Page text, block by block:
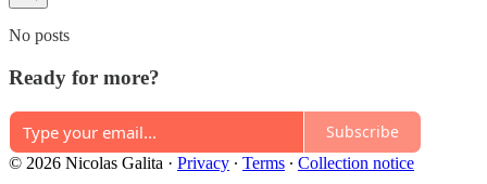
No posts
Ready for more?
Subscribe
© 2026 Nicolas Galita · Privacy ∙ Terms ∙ Collection notice